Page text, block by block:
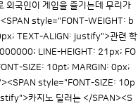
국인이 게임을 즐기는데 무리가
style="FONT-WEIGHT: b
TEXT-ALIGN: justify">관련 학
LINE-HEIGHT: 21px; FO
SIZE: 10pt; MARGIN: 0px;
style="FONT-SIZE: 10p
카지노 딜러는 </SPAN><S